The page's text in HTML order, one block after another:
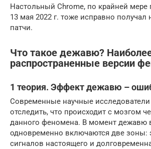
Настольный Chrome, по крайней мере
13 мая 2022 г. тоже исправно
патчи.
Что такое дежавю?
распространенные версии
1 теория. Эффект дежавю –
Современные научные
отследить, что происходит с мозгом
данного феномена. В момент дежавю
одновременно включаются две зоны:
сигналов настоящего и